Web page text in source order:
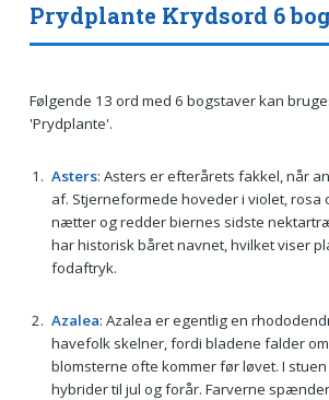
Prydplante Krydsord 6
Følgende 13 ord med 6 bogstaver kan
'Prydplante'.
Asters: Asters er efterårets fakkel, når
af. Stjerneformede hoveder i violet, rosa
nætter og redder biernes sidste
har historisk båret navnet, hvilket viser
fodaftryk.
Azalea: Azalea er egentlig en
havefolk skelner, fordi bladene falder
blomsterne ofte kommer før løvet. I
hybrider til jul og forår. Farverne